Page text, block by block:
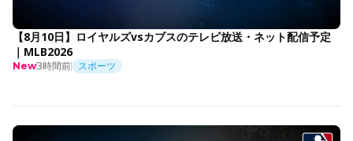
【8月10日】ロイヤルズvsカブスのテレビ放送・ネット配信予定
｜MLB2026
New3時間前 スポーツ